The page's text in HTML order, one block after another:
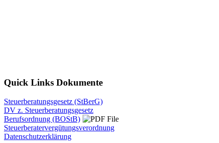
Quick Links Dokumente
Steuerberatungsgesetz (StBerG)
DV z. Steuerberatungsgesetz
Berufsordnung (BOStB)
Steuerberatervergütungsverordnung
Datenschutzerklärung